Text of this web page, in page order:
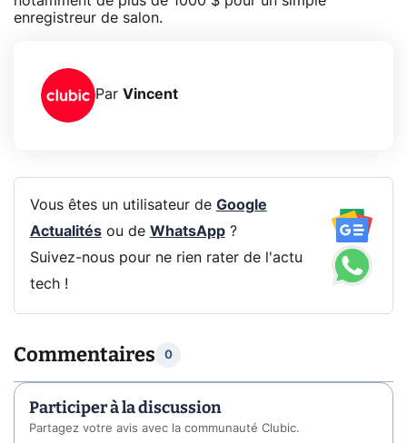
enregistreur de salon.
Par Vincent
Vous êtes un utilisateur de Google
Actualitésou de WhatsApp?
Suivez-nous pour ne rien rater de l'actu
tech !
Commentaires 0
Participer à la discussion
Partagez votre avis avec la communauté Clubic.